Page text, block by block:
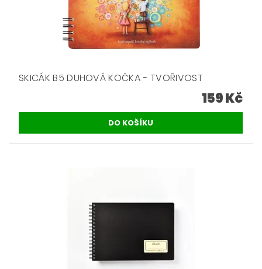
SKICÁK B5 DUHOVÁ KOČKA - TVOŘIVOST
159 Kč